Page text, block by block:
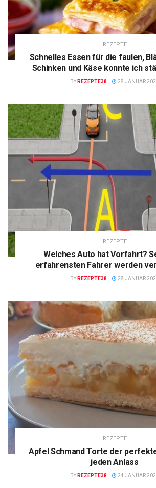
REZEPTE
Schnelles Essen für die faulen,
Schinken und Käse konnte ich
BY REZEPTE38 28 JANUAR
REZEPTE
Welches Auto hat Vorfahrt?
erfahrensten Fahrer werden
BY REZEPTE38 28 JANUAR
REZEPTE
Apfel Schmand Torte der
jeden Anlass
BY REZEPTE38 24 JANUAR